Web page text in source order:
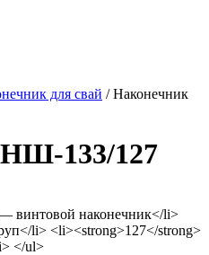
для свай /Наконечник
133/127
винтовой наконечник</li>
li> <li><strong>127</strong>
</ul>